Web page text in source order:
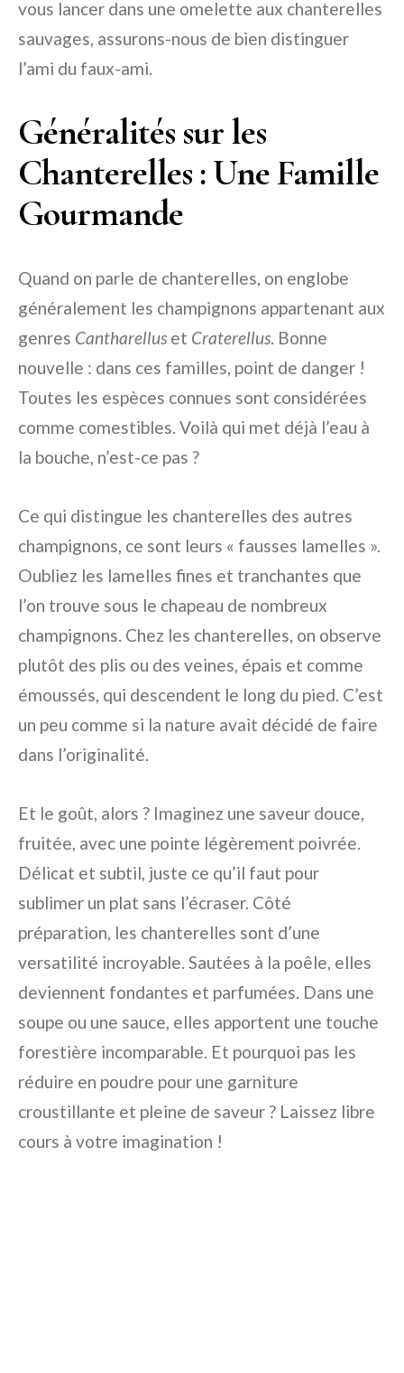
vous lancer dans une omelette aux chanterelles
sauvages, assurons-nous de bien distinguer
l’ami du faux-ami.
Généralités sur les
Chanterelles : Une Famille
Gourmande
Quand on parle de chanterelles, on englobe
généralement les champignons appartenant aux
genres Cantharellus et Craterellus. Bonne
nouvelle : dans ces familles, point de danger !
Toutes les espèces connues sont considérées
comme comestibles. Voilà qui met déjà l’eau à
la bouche, n’est-ce pas ?
Ce qui distingue les chanterelles des autres
champignons, ce sont leurs « fausses lamelles ».
Oubliez les lamelles fines et tranchantes que
l’on trouve sous le chapeau de nombreux
champignons. Chez les chanterelles, on observe
plutôt des plis ou des veines, épais et comme
émoussés, qui descendent le long du pied. C’est
un peu comme si la nature avait décidé de faire
dans l’originalité.
Et le goût, alors ? Imaginez une saveur douce,
fruitée, avec une pointe légèrement poivrée.
Délicat et subtil, juste ce qu’il faut pour
sublimer un plat sans l’écraser. Côté
préparation, les chanterelles sont d’une
versatilité incroyable. Sautées à la poêle, elles
deviennent fondantes et parfumées. Dans une
soupe ou une sauce, elles apportent une touche
forestière incomparable. Et pourquoi pas les
réduire en poudre pour une garniture
croustillante et pleine de saveur ? Laissez libre
cours à votre imagination !